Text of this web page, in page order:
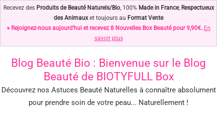
Recevez des Produits de Beauté Naturels/Bio, 100% Made in France, Respectueux
des Animauxet toujours au Format Vente
» Rejoignez-nous aujourd'hui et recevez 8 Nouvelles Box Beauté pour 9,90€. En
savoir plus
Blog Beauté Bio : Bienvenue sur le Blog
Beauté de BIOTYFULL Box
Découvrez nos Astuces Beauté Naturelles à connaître absolument
pour prendre soin de votre peau... Naturellement !